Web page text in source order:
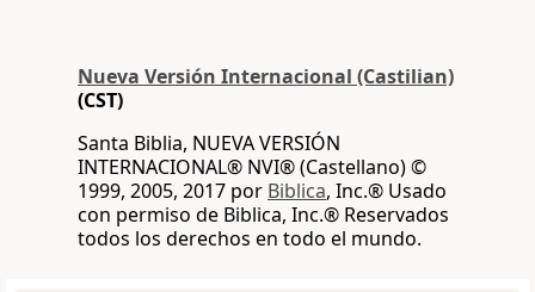
Nueva Versión Internacional (Castilian)
(CST)
Santa Biblia, NUEVA VERSIÓN
INTERNACIONAL® NVI® (Castellano) ©
1999, 2005, 2017 por Biblica, Inc.® Usado
con permiso de Biblica, Inc.® Reservados
todos los derechos en todo el mundo.